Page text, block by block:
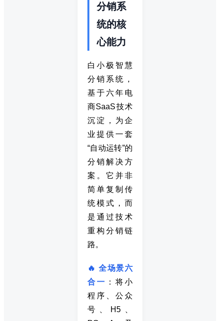
分销系
统的核
心能力
白小极智慧
分销系统，
基于六年电
商SaaS技术
沉淀，为企
业提供一套
“自动运转”的
分销解决方
案。它并非
简单复制传
统模式，而
是通过技术
重构分销链
路。
🔥 全场景六
合一 ：将小
程序、公众
号、H5、